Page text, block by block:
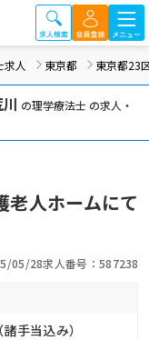
求人 東京都 東京都23
の理学療法士 の求人・
老人ホームにて
05/28求人番号：587238
手当込み）